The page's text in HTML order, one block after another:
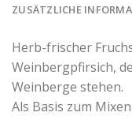
ZUSÄTZLICHE
Herb-frischer
Weinbergpfirsich,
Weinberge stehen.
Als Basis zum